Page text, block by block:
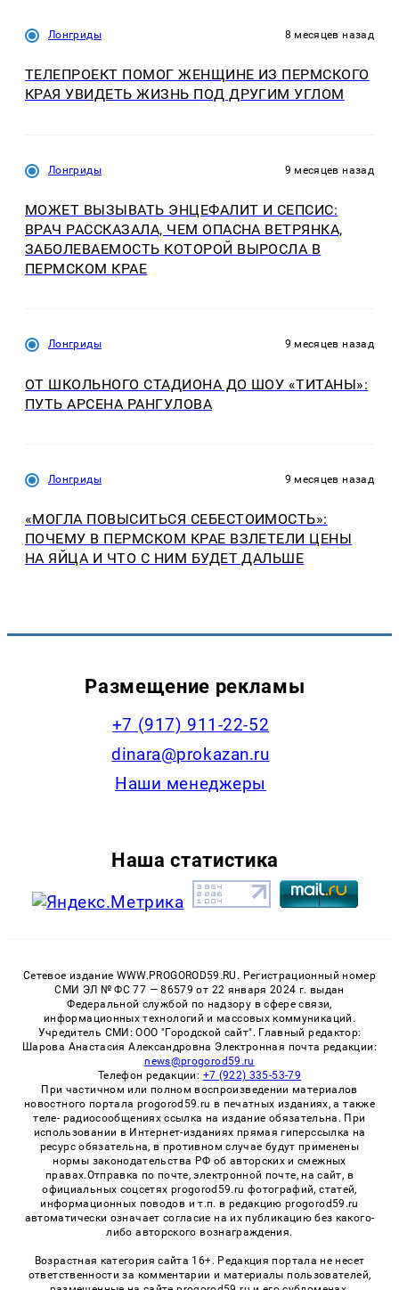
Лонгриды 8 месяцев назад
ТЕЛЕПРОЕКТ ПОМОГ ЖЕНЩИНЕ ИЗ ПЕРМСКОГО
КРАЯ УВИДЕТЬ ЖИЗНЬ ПОД ДРУГИМ УГЛОМ
Лонгриды 9 месяцев назад
МОЖЕТ ВЫЗЫВАТЬ ЭНЦЕФАЛИТ И СЕПСИС:
ВРАЧ РАССКАЗАЛА, ЧЕМ ОПАСНА ВЕТРЯНКА,
ЗАБОЛЕВАЕМОСТЬ КОТОРОЙ ВЫРОСЛА В
ПЕРМСКОМ КРАЕ
Лонгриды 9 месяцев назад
ОТ ШКОЛЬНОГО СТАДИОНА ДО ШОУ «ТИТАНЫ»:
ПУТЬ АРСЕНА РАНГУЛОВА
Лонгриды 9 месяцев назад
«МОГЛА ПОВЫСИТЬСЯ СЕБЕСТОИМОСТЬ»:
ПОЧЕМУ В ПЕРМСКОМ КРАЕ ВЗЛЕТЕЛИ ЦЕНЫ
НА ЯЙЦА И ЧТО С НИМ БУДЕТ ДАЛЬШЕ
Размещение рекламы
+7 (917) 911-22-52
dinara@prokazan.ru
Наши менеджеры
Наша статистика
Сетевое издание WWW.PROGOROD59.RU. Регистрационный номер
СМИ ЭЛ № ФС 77 — 86579 от 22 января 2024 г. выдан
Федеральной службой по надзору в сфере связи,
информационных технологий и массовых коммуникаций.
Учредитель СМИ: ООО "Городской сайт". Главный редактор:
Шарова Анастасия Александровна Электронная почта редакции:
news@progorod59.ru
Телефон редакции: +7 (922) 335-53-79
При частичном или полном воспроизведении материалов
новостного портала progorod59.ru в печатных изданиях, а также
теле- радиосообщениях ссылка на издание обязательна. При
использовании в Интернет-изданиях прямая гиперссылка на
ресурс обязательна, в противном случае будут применены
нормы законодательства РФ об авторских и смежных
правах.Отправка по почте, электронной почте, на сайт, в
официальных соцсетях progorod59.ru фотографий, статей,
информационных поводов и т.п. в редакцию progorod59.ru
автоматически означает согласие на их публикацию без какого-
либо авторского вознаграждения.
Возрастная категория сайта 16+. Редакция портала не несет
ответственности за комментарии и материалы пользователей,